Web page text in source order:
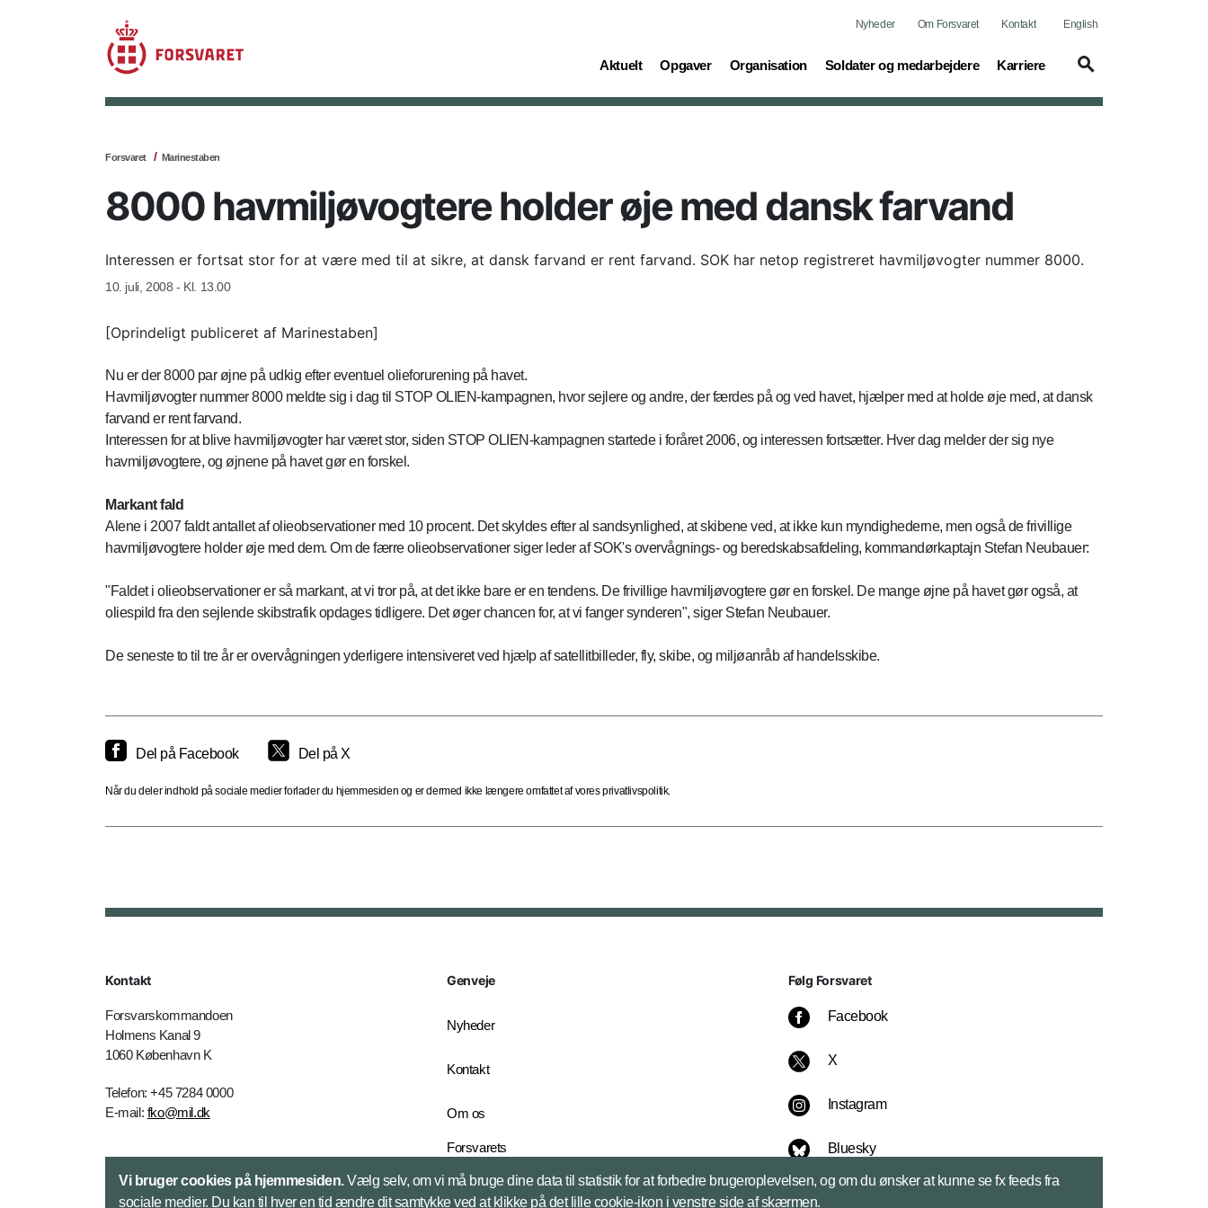
Nyheder Om Forsvaret Kontakt English
Aktuelt
(current) Opgaver
(current) Organisation
(current) Soldater og medarbejdere
(current) Karriere
(current)
Forsvaret Marinestaben
8000 havmiljøvogtere holder øje med dansk farvand
Interessen er fortsat stor for at være med til at sikre, at dansk farvand er rent farvand. SOK har netop registreret havmiljøvogter nummer 8000.
10. juli, 2008 - Kl. 13.00
[Oprindeligt publiceret af Marinestaben]
Nu er der 8000 par øjne på udkig efter eventuel olieforurening på havet.
Havmiljøvogter nummer 8000 meldte sig i dag til STOP OLIEN-kampagnen, hvor sejlere og andre, der færdes på og ved havet, hjælper med at holde øje med, at dansk
farvand er rent farvand.
Interessen for at blive havmiljøvogter har været stor, siden STOP OLIEN-kampagnen startede i foråret 2006, og interessen fortsætter. Hver dag melder der sig nye
havmiljøvogtere, og øjnene på havet gør en forskel.
Markant fald
Alene i 2007 faldt antallet af olieobservationer med 10 procent. Det skyldes efter al sandsynlighed, at skibene ved, at ikke kun myndighederne, men også de frivillige
havmiljøvogtere holder øje med dem. Om de færre olieobservationer siger leder af SOK's overvågnings- og beredskabsafdeling, kommandørkaptajn Stefan Neubauer:
"Faldet i olieobservationer er så markant, at vi tror på, at det ikke bare er en tendens. De frivillige havmiljøvogtere gør en forskel. De mange øjne på havet gør også, at
oliespild fra den sejlende skibstrafik opdages tidligere. Det øger chancen for, at vi fanger synderen", siger Stefan Neubauer.
De seneste to til tre år er overvågningen yderligere intensiveret ved hjælp af satellitbilleder, fly, skibe, og miljøanråb af handelsskibe.
Del på Facebook Del på X
Når du deler indhold på sociale medier forlader du hjemmesiden og er dermed ikke længere omfattet af vores privatlivspolitik.
Kontakt
Forsvarskommandoen
Holmens Kanal 9
1060 København K
Telefon: +45 7284 0000
E-mail: fko@mil.dk
Kontakt
Genveje
Nyheder
Kontakt
Om os
Forsvarets
English Edition
Følg Forsvaret
Facebook
X
Instagram
Bluesky
LinkedIn
Vi bruger cookies på hjemmesiden.Vælg selv, om vi må bruge dine data til statistik for at forbedre brugeroplevelsen, og om du ønsker at kunne se fx feeds fra
sociale medier. Du kan til hver en tid ændre dit samtykke ved at klikke på det lille cookie-ikon i venstre side af skærmen.